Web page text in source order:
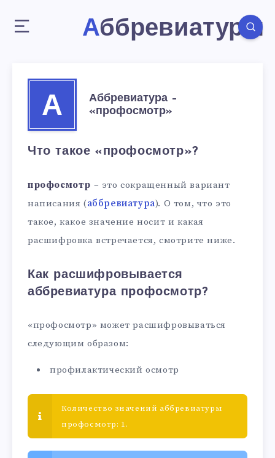
Аббревиатуры
А
Аббревиатура –
«профосмотр»
Что такое «профосмотр»?
профосмотр – это сокращенный вариант
написания (аббревиатура). О том, что это
такое, какое значение носит и какая
расшифровка встречается, смотрите ниже.
Как расшифровывается
аббревиатура профосмотр?
«профосмотр» может расшифровываться
следующим образом:
профилактический осмотр
Количество значений аббревиатуры
профосмотр: 1.